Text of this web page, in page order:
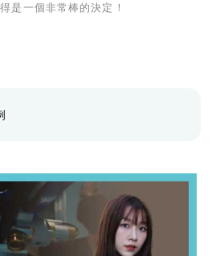
是一個非常棒的決定！